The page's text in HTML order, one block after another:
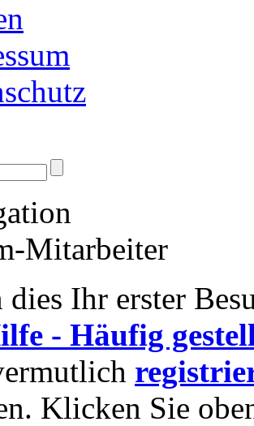
Mitarbeiter
dies Ihr erster
- Häufig
Klicken Sie